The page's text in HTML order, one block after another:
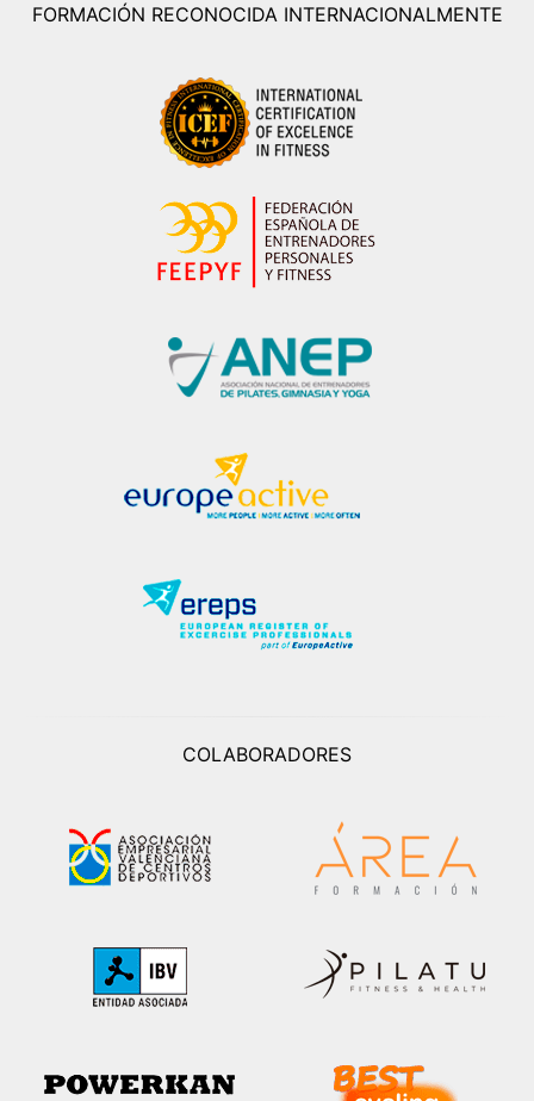
FORMACIÓN RECONOCIDA INTERNACIONALMENTE
COLABORADORES